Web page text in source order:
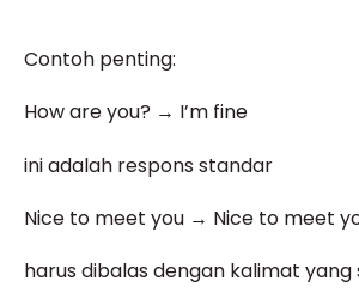
Contoh penting:
How are you? → I’m fine
ini adalah respons standar
Nice to meet you → Nice to meet
harus dibalas dengan kalimat yang